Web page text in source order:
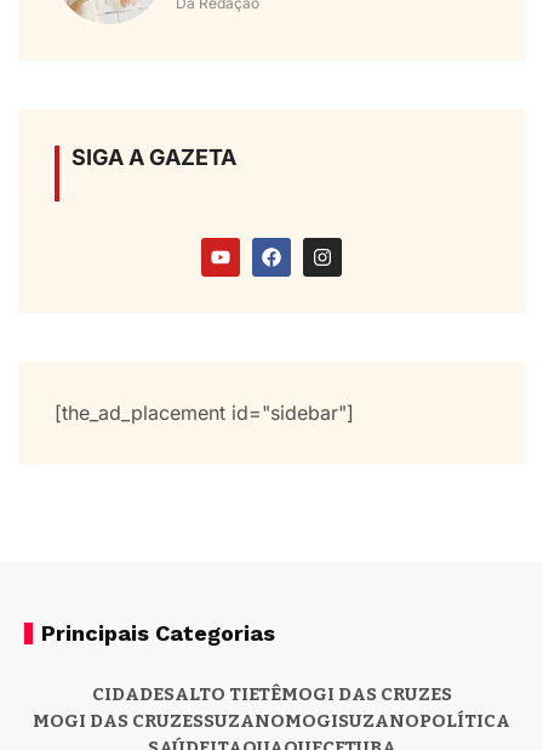
SIGA A GAZETA
[the_ad_placement id="sidebar"]
Principais Categorias
CIDADESALTO TIETÊMOGI DAS CRUZES
MOGI DAS CRUZESSUZANOMOGISUZANOPOLÍTICA